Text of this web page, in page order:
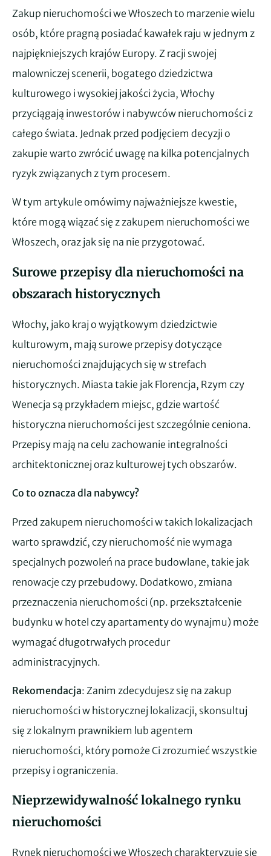
Zakup nieruchomości we Włoszech to marzenie wielu
osób, które pragną posiadać kawałek raju w jednym z
najpiękniejszych krajów Europy. Z racji swojej
malowniczej scenerii, bogatego dziedzictwa
kulturowego i wysokiej jakości życia, Włochy
przyciągają inwestorów i nabywców nieruchomości z
całego świata. Jednak przed podjęciem decyzji o
zakupie warto zwrócić uwagę na kilka potencjalnych
ryzyk związanych z tym procesem.
W tym artykule omówimy najważniejsze kwestie,
które mogą wiązać się z zakupem nieruchomości we
Włoszech, oraz jak się na nie przygotować.
Surowe przepisy dla nieruchomości na
obszarach historycznych
Włochy, jako kraj o wyjątkowym dziedzictwie
kulturowym, mają surowe przepisy dotyczące
nieruchomości znajdujących się w strefach
historycznych. Miasta takie jak Florencja, Rzym czy
Wenecja są przykładem miejsc, gdzie wartość
historyczna nieruchomości jest szczególnie ceniona.
Przepisy mają na celu zachowanie integralności
architektonicznej oraz kulturowej tych obszarów.
Co to oznacza dla nabywcy?
Przed zakupem nieruchomości w takich lokalizacjach
warto sprawdzić, czy nieruchomość nie wymaga
specjalnych pozwoleń na prace budowlane, takie jak
renowacje czy przebudowy. Dodatkowo, zmiana
przeznaczenia nieruchomości (np. przekształcenie
budynku w hotel czy apartamenty do wynajmu) może
wymagać długotrwałych procedur
administracyjnych.
Rekomendacja: Zanim zdecydujesz się na zakup
nieruchomości w historycznej lokalizacji, skonsultuj
się z lokalnym prawnikiem lub agentem
nieruchomości, który pomoże Ci zrozumieć wszystkie
przepisy i ograniczenia.
Nieprzewidywalność lokalnego rynku
nieruchomości
Rynek nieruchomości we Włoszech charakteryzuje się